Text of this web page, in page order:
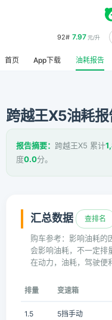
92# 7.97元/升
首页 App下载 油耗报告
跨越王X5油耗报
报告摘要： 跨越王X5 累计
度0.0分。
汇总数据 查排名
购车参考：影响油耗的
会影响油耗，不一定排
在动力，油耗，驾驶便
排量 变速箱
1.5 5挡手动